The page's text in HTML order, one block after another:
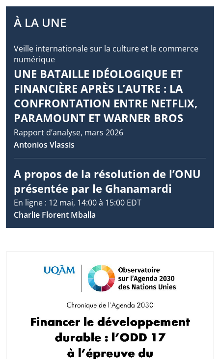
À LA UNE
Veille internationale sur la culture et le commerce
numérique
UNE BATAILLE IDÉOLOGIQUE ET
FINANCIÈRE APRÈS L’AUTRE : LA
CONFRONTATION ENTRE NETFLIX,
PARAMOUNT ET WARNER BROS
Rapport d’analyse, mars 2026
Antonios Vlassis
A propos de la résolution de l’ONU
présentée par le Ghanamardi
En ligne : 12 mai, 14:00 à 15:00 EDT
Charlie Florent Mballa